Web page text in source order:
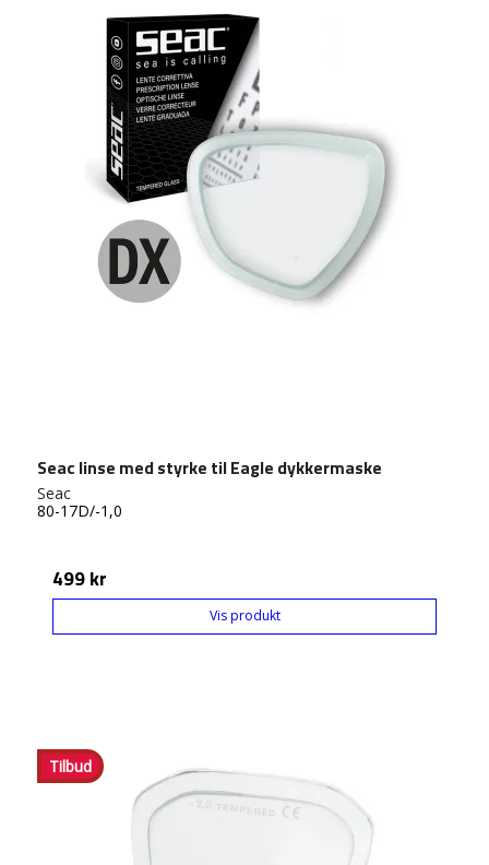
Seac linse med styrke til Eagle dykkermaske
Seac
80-17D/-1,0
499 kr
Vis produkt
Tilbud